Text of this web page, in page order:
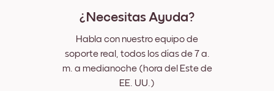
¿Necesitas Ayuda?
Habla con nuestro equipo de
soporte real, todos los días de 7 a.
m. a medianoche (hora del Este de
EE. UU.)